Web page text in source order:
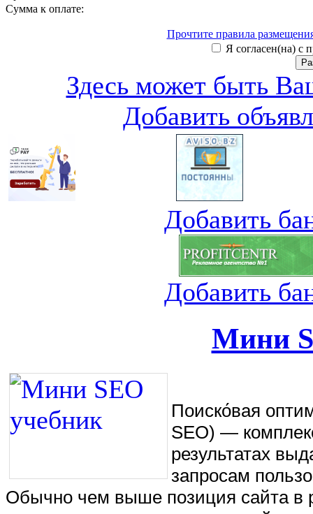
Сумма к оплате:
Прочтите правила
Я согласен(на) с
Здесь может быть
Добавить
Добавить
Добавить
Мини
Поиско́вая
SEO) —
результатах
запросам
Обычно чем выше позиция сайта в